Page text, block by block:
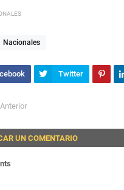
Nacionales
UN COMENTARIO